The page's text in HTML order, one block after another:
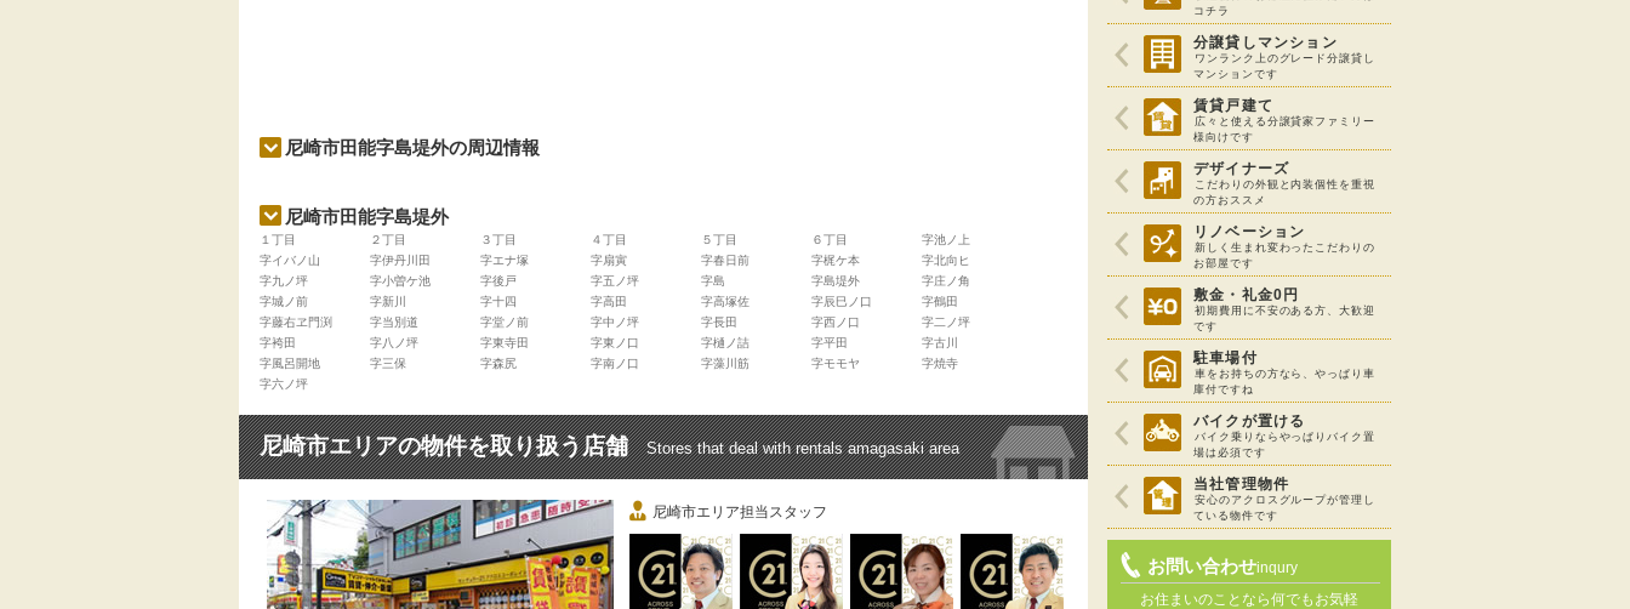
尼崎市田能字島堤外の周辺情報
尼崎市田能字島堤外
１丁目 ２丁目 ３丁目 ４丁目 ５丁目 ６丁目
字池ノ上
字イバノ山
字伊丹川田 字エナ塚 字扇寅 字春日前 字梶ケ本
字北向ヒ
字九ノ坪
字小曽ケ池 字後戸 字五ノ坪 字島 字島堤外
字庄ノ角
字城ノ前
字新川 字十四 字高田 字高塚佐 字辰巳ノ口
字鶴田
字藤右ヱ門渕
字当別道 字堂ノ前 字中ノ坪 字長田 字西ノ口
字二ノ坪
字袴田
字八ノ坪 字東寺田 字東ノ口 字樋ノ詰 字平田
字古川
字風呂開地
字三保 字森尻 字南ノ口 字藻川筋 字モモヤ
字焼寺
字六ノ坪
尼崎市エリアの物件を取り扱う店舗 Stores that deal with rentals amagasaki area
尼崎市エリア担当スタッフ
コチラ
分譲貸しマンション
ワンランク上のグレード分譲貸し
マンションです
賃貸戸建て
広々と使える分譲貸家ファミリー
様向けです
デザイナーズ
こだわりの外観と内装個性を重視
の方おススメ
リノベーション
新しく生まれ変わったこだわりの
お部屋です
敷金・礼金0円
初期費用に不安のある方、大歓迎
です
駐車場付
車をお持ちの方なら、やっぱり車
庫付ですね
バイクが置ける
バイク乗りならやっぱりバイク置
場は必須です
当社管理物件
安心のアクロスグループが管理し
ている物件です
お問い合わせinqury
お住まいのことなら何でもお気軽